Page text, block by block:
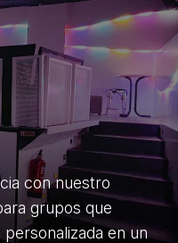
con nuestro
grupos que
en un